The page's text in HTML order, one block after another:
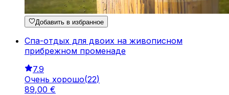
Добавить в избранное
Спа-отдых для двоих на живописном
прибрежном променаде
7.9
Очень хорошо(22)
89,00 €